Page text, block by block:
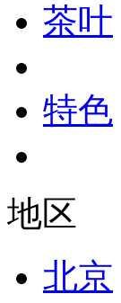
茶叶
特色
地区
北京